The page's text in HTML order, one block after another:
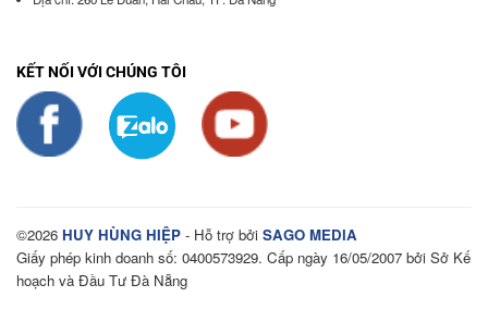
KẾT NỐI VỚI CHÚNG TÔI
©2026 HUY HÙNG HIỆP - Hỗ trợ bởi SAGO MEDIA
Giấy phép kinh doanh số: 0400573929. Cấp ngày 16/05/2007 bởi Sở Kế
hoạch và Đầu Tư Đà Nẵng